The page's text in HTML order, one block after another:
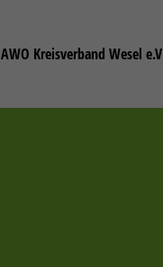
AWO Kreisverband Wesel